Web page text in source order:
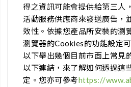
得之資訊可能會提供給第三人
活動服務供應商來發送廣告，
效性。依據您產品所安裝的瀏
瀏覽器的Cookies的功能設定
以下舉出幾個目前市面上常見
以下連結，來了解如何透過這
定。您亦可參考https://